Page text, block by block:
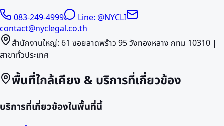
083-249-4999
Line: @NYCLI
contact@nyclegal.co.th
สำนักงานใหญ่: 61 ซอยลาดพร้าว 95 วังทองหลาง กทม 10310 |
สาขาทั่วประเทศ
พื้นที่ใกล้เคียง & บริการที่เกี่ยวข้อง
บริการที่เกี่ยวข้องในพื้นที่นี้